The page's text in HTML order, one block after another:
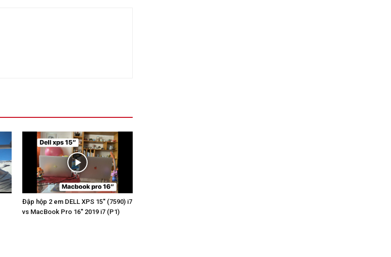
Đập hộp 2 em DELL XPS 15'' (7590) i7
vs MacBook Pro 16'' 2019 i7 (P1)